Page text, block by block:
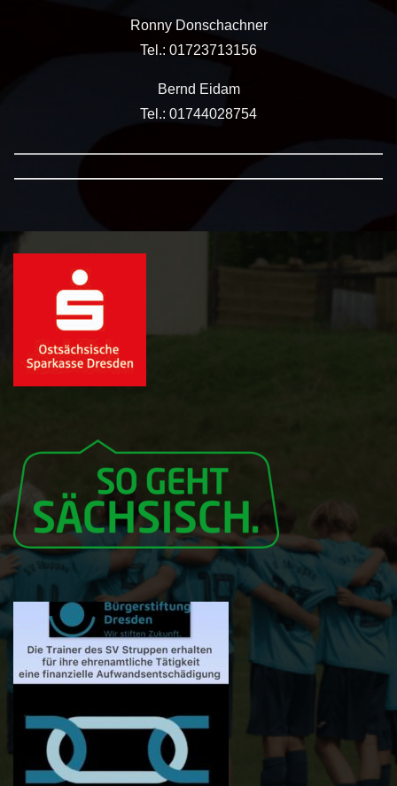
Ronny Donschachner
Tel.: 01723713156
Bernd Eidam
Tel.: 01744028754
——————————————————————————
——————————————————————————